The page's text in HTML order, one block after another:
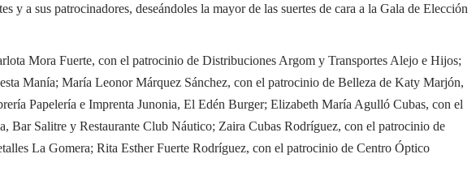
y a sus patrocinadores, deseándoles la mayor de las suertes de cara a la Gala de Elección
Mora Fuerte, con el patrocinio de Distribuciones Argom y Transportes Alejo e Hijos;
Manía; María Leonor Márquez Sánchez, con el patrocinio de Belleza de Katy Marjón,
Papelería e Imprenta Junonia, El Edén Burger; Elizabeth María Agulló Cubas, con el
Bar Salitre y Restaurante Club Náutico; Zaira Cubas Rodríguez, con el patrocinio de
La Gomera; Rita Esther Fuerte Rodríguez, con el patrocinio de Centro Óptico